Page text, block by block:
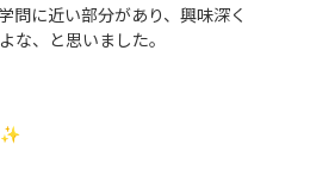
問に近い部分があり、興味深く
な、と思いました。